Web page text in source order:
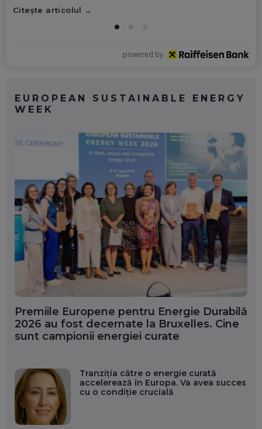
Citește articolul
powered by
EUROPEAN SUSTAINABLE ENERGY
WEEK
Premiile Europene pentru Energie Durabilă
2026 au fost decernate la Bruxelles. Cine
sunt campionii energiei curate
Tranziția către o energie curată
accelerează în Europa. Va avea succes
cu o condiție crucială